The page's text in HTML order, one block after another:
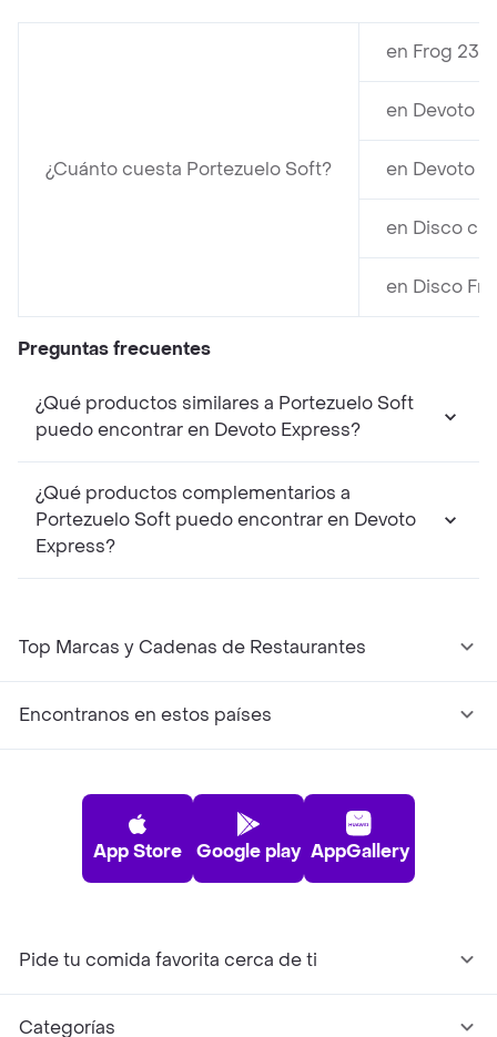
¿Cuánto cuesta Portezuelo Soft?
en Frog 23
en Devoto
en Devoto
en Disco
en Disco
Preguntas frecuentes
¿Qué productos similares a Portezuelo Soft
puedo encontrar en Devoto Express?
¿Qué productos complementarios a
Portezuelo Soft puedo encontrar en Devoto
Express?
Top Marcas y Cadenas de Restaurantes
Encontranos en estos países
App Store Google play AppGallery
Pide tu comida favorita cerca de ti
Categorías